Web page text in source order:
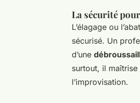
La sécurité
L’élagage ou
sécurisé. Un
d’une
surtout, il
l’improvisation.